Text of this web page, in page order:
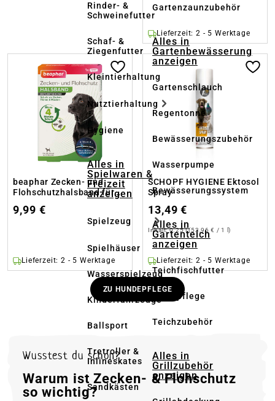
Rinder- &
Schweinefutter
Schaf- &
Ziegenfutter
Kleintierhaltung
Nutztierhaltung
Hygiene
Alles in
Spielwaren &
Freizeit
anzeigen
Spielzeug
Spielhäuser
Wasserspielzeug
Kinderfahrzeuge
Ballsport
Tretroller &
Inlineskates
Sandkästen
Gartenzaunzubehör
Alles in
Gartenbewässerung
anzeigen
Gartenschlauch
Regentonne
Bewässerungszubehör
Wasserpumpe
Bewässerungssystem
Alles in
Gartenteich
anzeigen
Teichfischfutter
Teichpflege
Teichzubehör
Alles in
Grillzubehör
anzeigen
Lieferzeit: 2 - 5 Werktage
beaphar Zecken- und
Flohschutzhalsband für
9,99 €
Lieferzeit: 2 - 5 Werktage
SCHOPF HYGIENE Ektosol
Spray
13,49 €
Inhalt:0.25 l(53,96 € / 1 l)
Lieferzeit: 2 - 5 Werktage
ZU HUNDEPFLEGE
Wusstest du schon?
Warum ist Zecken- & Flohschutz
so wichtig?